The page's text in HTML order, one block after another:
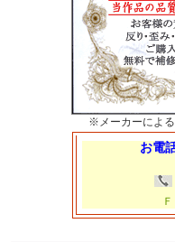
※メーカーによる
お電